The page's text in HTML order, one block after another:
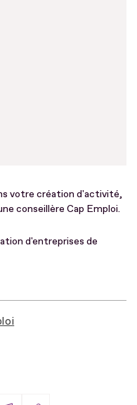
votre création d'activité,
conseillère Cap Emploi.
d'entreprises de